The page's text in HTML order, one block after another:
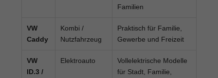
Familien
VW
Caddy
Kombi /
Nutzfahrzeug
Praktisch für Familie,
Gewerbe und Freizeit
VW
ID.3 /
Elektroauto
Vollelektrische Modelle
für Stadt, Familie,